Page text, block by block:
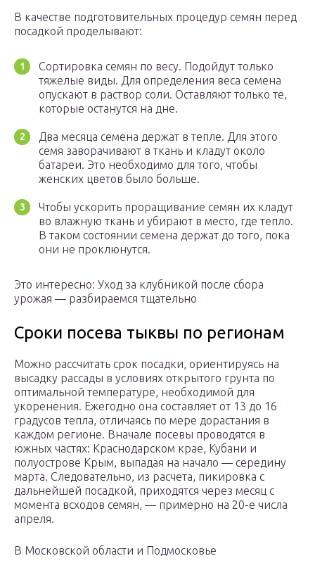
В качестве подготовительных процедур семян перед
посадкой проделывают:
Сортировка семян по весу. Подойдут только
тяжелые виды. Для определения веса семена
опускают в раствор соли. Оставляют только те,
которые останутся на дне.
Два месяца семена держат в тепле. Для этого
семя заворачивают в ткань и кладут около
батареи. Это необходимо для того, чтобы
женских цветов было больше.
Чтобы ускорить проращивание семян их кладут
во влажную ткань и убирают в место, где тепло.
В таком состоянии семена держат до того, пока
они не проклюнутся.
Это интересно: Уход за клубникой после сбора
урожая — разбираемся тщательно
Сроки посева тыквы по регионам
Можно рассчитать срок посадки, ориентируясь на
высадку рассады в условиях открытого грунта по
оптимальной температуре, необходимой для
укоренения. Ежегодно она составляет от 13 до 16
градусов тепла, отличаясь по мере дорастания в
каждом регионе. Вначале посевы проводятся в
южных частях: Краснодарском крае, Кубани и
полуострове Крым, выпадая на начало — середину
марта. Следовательно, из расчета, пикировка с
дальнейшей посадкой, приходятся через месяц с
момента всходов семян, — примерно на 20-е числа
апреля.
В Московской области и Подмосковье